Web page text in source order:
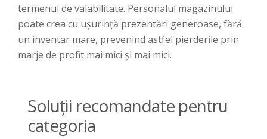
termenul de valabilitate. Personalul magazinului
poate crea cu ușurință prezentări generoase, fără
un inventar mare, prevenind astfel pierderile prin
marje de profit mai mici și mai mici.
Soluții recomandate pentru
categoria